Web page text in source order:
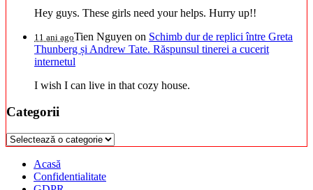
Hey guys. These girls need your helps. Hurry up!!
11 ani agoTien Nguyen on Schimb dur de replici între Greta
Thunberg și Andrew Tate. Răspunsul tinerei a cucerit
internetul
I wish I can live in that cozy house.
Categorii
Categorii
Acasă
Confidentialitate